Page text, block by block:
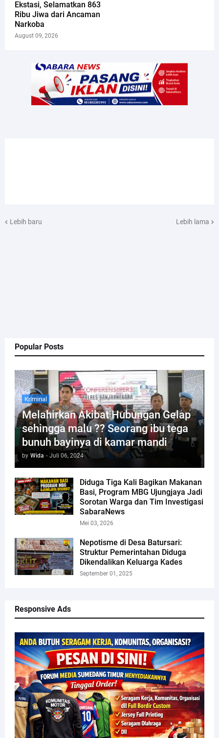
Popular Posts
Kriminal
Melahirkan Akibat Hubungan Gelap
sehingga malu ?? Seorang ibu tega
bunuh bayinya di kamar mandi
by Wida - Juli 06, 2024
Diduga Tiga Kali Bagikan Makanan
Basi, Program MBG Ujungjaya Jadi
Sorotan Warga dan Tim Investigasi
SabaraNews
Mei 03, 2026
Nepotisme di Desa Batursari:
Struktur Pemerintahan Diduga
Dikendalikan Keluarga Kades
September 01, 2025
Responsive Ads
Ekstasi, Selamatkan 863
Ribu Jiwa dari Ancaman
Narkoba
August 09, 2026
Lebih baru Lebih lama